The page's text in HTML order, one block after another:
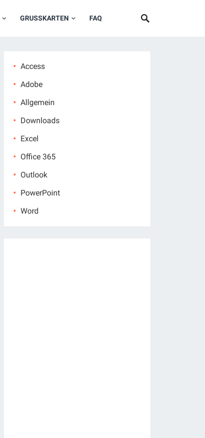
GRUSSKARTEN FAQ
Access
Adobe
Allgemein
Downloads
Excel
Office 365
Outlook
PowerPoint
Word